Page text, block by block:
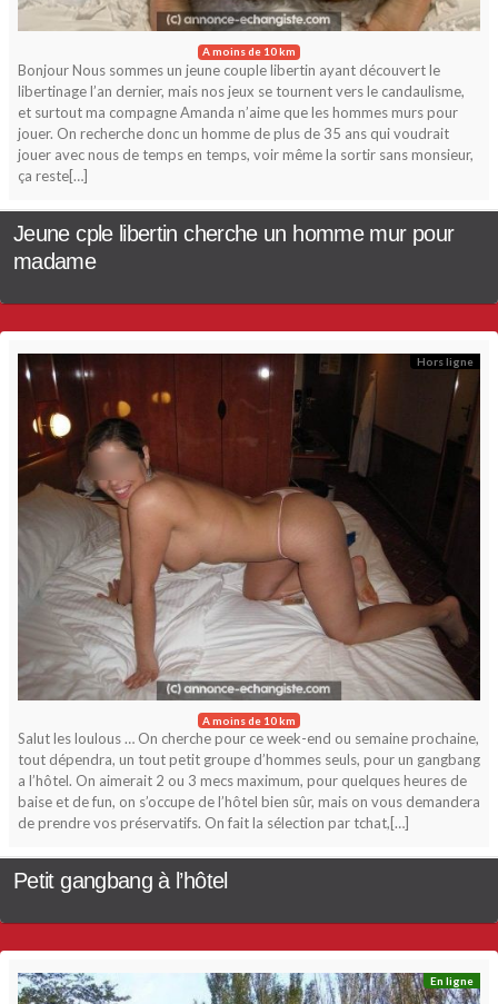
A moins de 10 km
Bonjour Nous sommes un jeune couple libertin ayant découvert le
libertinage l’an dernier, mais nos jeux se tournent vers le candaulisme,
et surtout ma compagne Amanda n’aime que les hommes murs pour
jouer. On recherche donc un homme de plus de 35 ans qui voudrait
jouer avec nous de temps en temps, voir même la sortir sans monsieur,
ça reste[…]
Jeune cple libertin cherche un homme mur pour
madame
Hors ligne
A moins de 10 km
Salut les loulous … On cherche pour ce week-end ou semaine prochaine,
tout dépendra, un tout petit groupe d’hommes seuls, pour un gangbang
a l’hôtel. On aimerait 2 ou 3 mecs maximum, pour quelques heures de
baise et de fun, on s’occupe de l’hôtel bien sûr, mais on vous demandera
de prendre vos préservatifs. On fait la sélection par tchat,[…]
Petit gangbang à l’hôtel
En ligne